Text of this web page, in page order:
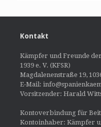
Kontakt
Kämpfer und Freunde
1939 e. V. (KFSR)
Magdalenenstraße 19,
E-Mail:
Vorsitzender: Harald
Kontoverbindung für
Kontoinhaber: Kämpfer